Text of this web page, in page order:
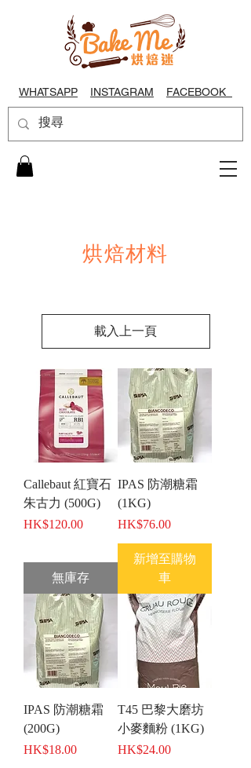
WHATSAPP INSTAGRAM FACEBOOK
烘焙材料
載入上一頁
Callebaut 紅寶石
朱古力 (500G)
價格
HK$120.00
無庫存
IPAS 防潮糖霜
(1KG)
價格
HK$76.00
新增至購物
車
IPAS 防潮糖霜
(200G)
價格
HK$18.00
T45 巴黎大磨坊
小麥麵粉 (1KG)
價格
HK$24.00